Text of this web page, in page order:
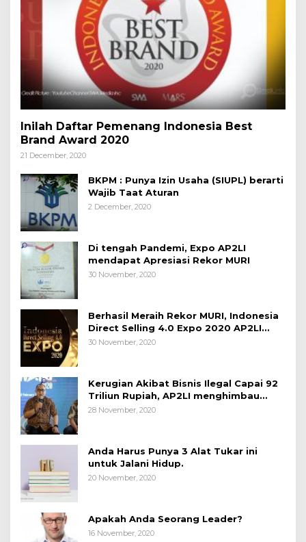
Inilah Daftar Pemenang Indonesia Best
Brand Award 2020
21 December, 2020
BKPM : Punya Izin Usaha (SIUPL) berarti
Wajib Taat Aturan
2 December, 2020
Di tengah Pandemi, Expo AP2LI
mendapat Apresiasi Rekor MURI
30 November, 2020
Berhasil Meraih Rekor MURI, Indonesia
Direct Selling 4.0 Expo 2020 AP2LI
berakhir sangat memuaskan
30 November, 2020
Kerugian Akibat Bisnis Ilegal Capai 92
Triliun Rupiah, AP2LI menghimbau
masyarakat Waspada.
28 November, 2020
Anda Harus Punya 3 Alat Tukar ini
untuk Jalani Hidup.
20 November, 2020
Apakah Anda Seorang Leader?
16 November, 2020